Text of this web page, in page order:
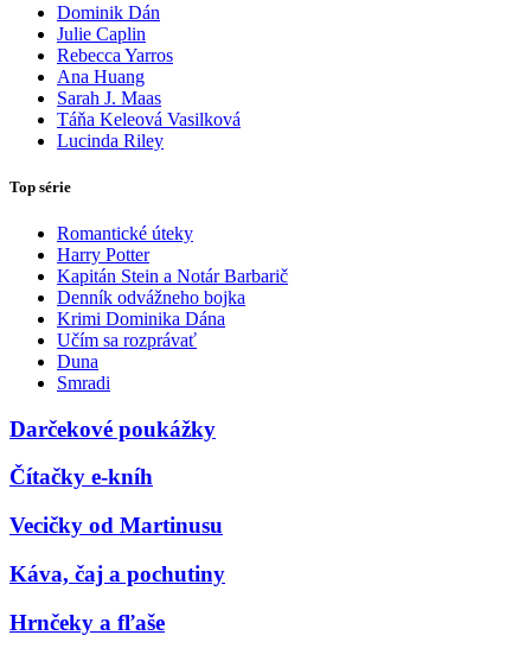
Dominik Dán
Julie Caplin
Rebecca Yarros
Ana Huang
Sarah J. Maas
Táňa Keleová Vasilková
Lucinda Riley
Top série
Romantické úteky
Harry Potter
Kapitán Stein a Notár Barbarič
Denník odvážneho bojka
Krimi Dominika Dána
Učím sa rozprávať
Duna
Smradi
Darčekové poukážky
Čítačky e-kníh
Vecičky od Martinusu
Káva, čaj a pochutiny
Hrnčeky a fľaše